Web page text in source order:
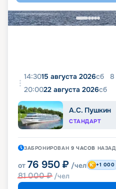
14:3015 августа 2026сб 8
20:0022 августа 2026сб
А.С. Пушкин
СТАНДАРТ
ЗАБРОНИРОВАН 9 ЧАСОВ НАЗАД
от 76 950 ₽ /чел
81 000₽ /чел
+1 000